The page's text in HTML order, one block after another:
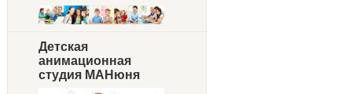
Детская
анимационная
студия МАНюня